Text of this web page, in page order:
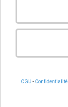
CGU - Confidentialité